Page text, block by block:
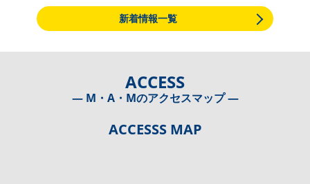
新着情報一覧
ACCESS
― M・A・Mのアクセスマップ ―
ACCESSS MAP